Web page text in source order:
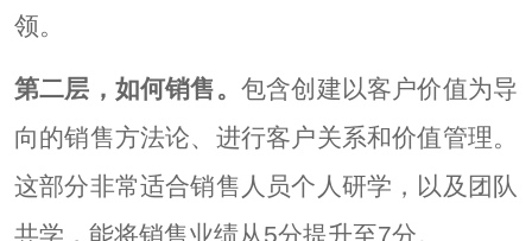
领。
第二层，如何销售。 包含创建以客户价值为导
向的销售方法论、进行客户关系和价值管理。
这部分非常适合销售人员个人研学，以及团队
共学，能将销售业绩从5分提升至7分。